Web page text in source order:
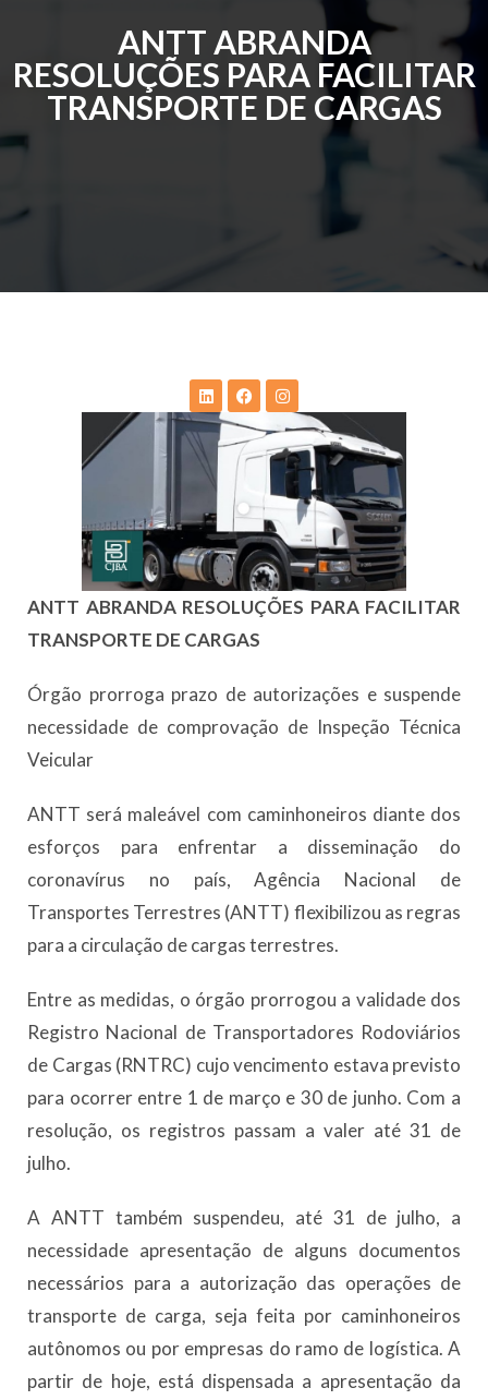
ANTT ABRANDA
RESOLUÇÕES PARA FACILITAR
TRANSPORTE DE CARGAS
ANTT ABRANDA RESOLUÇÕES PARA FACILITAR
TRANSPORTE DE CARGAS
Órgão prorroga prazo de autorizações e suspende
necessidade de comprovação de Inspeção Técnica
Veicular
ANTT será maleável com caminhoneiros diante dos
esforços para enfrentar a disseminação do
coronavírus no país, Agência Nacional de
Transportes Terrestres (ANTT) flexibilizou as regras
para a circulação de cargas terrestres.
Entre as medidas, o órgão prorrogou a validade dos
Registro Nacional de Transportadores Rodoviários
de Cargas (RNTRC) cujo vencimento estava previsto
para ocorrer entre 1 de março e 30 de junho. Com a
resolução, os registros passam a valer até 31 de
julho.
A ANTT também suspendeu, até 31 de julho, a
necessidade apresentação de alguns documentos
necessários para a autorização das operações de
transporte de carga, seja feita por caminhoneiros
autônomos ou por empresas do ramo de logística. A
partir de hoje, está dispensada a apresentação da